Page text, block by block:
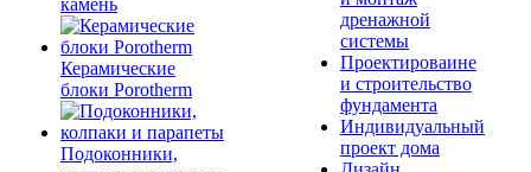
камень
Керамические
блоки Porotherm
Подоконники,
дренажной
системы
Проектироваине
и строительство
фундамента
Индивидуальный
проект дома